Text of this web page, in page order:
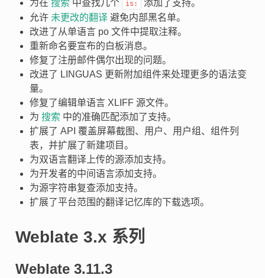
为在 搜索 中查找几个 is:
添加了支持。
允许 未更改的翻译避免内部黑名单。
改进了从单语言 po 文件中提取注释。
重新命名要宣布的白板消息。
修复了注册邮件偶尔出现的问题。
改进了 LINGUAS 更新附加组件来处理更多的语法变
量。
修复了编辑单语言 XLIFF 源文件。
为 搜索 中的准确匹配添加了支持。
扩展了 API 覆盖屏幕截图、用户、用户组、组件列
表，并扩展了新建项目。
为双语言翻译上传的源添加支持。
为开发者的中间语言添加支持。
为源字符串复查添加支持。
扩展了平台范围的翻译记忆库的下载选项。
Weblate 3.x 系列
Weblate 3.11.3